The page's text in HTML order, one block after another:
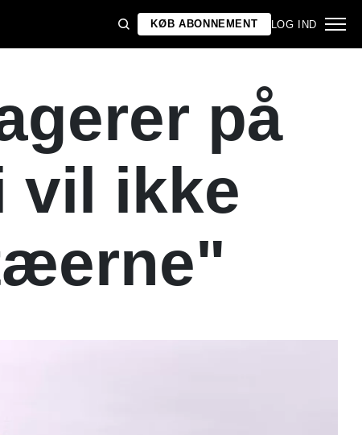
KØB ABONNEMENT LOG IND
på
vil ikke